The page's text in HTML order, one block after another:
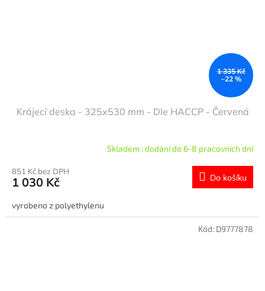
1 335 Kč
–22 %
Krájecí deska - 325x530 mm - Dle HACCP - Červená
Skladem : dodání do 6-8 pracovních dní
851 Kč bez DPH
1 030 Kč Do košíku
vyrobeno z polyethylenu
Kód: D9777878